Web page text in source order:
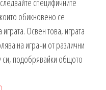
специфичните
обикновено се
Освен това, играта
на играчи от различни
си, подобрявайки общото